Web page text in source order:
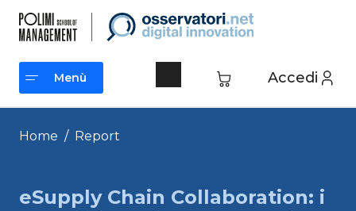
contenuto
Accedi
Menù
Menù
Home / Report
eSupply Chain Collaboration: i